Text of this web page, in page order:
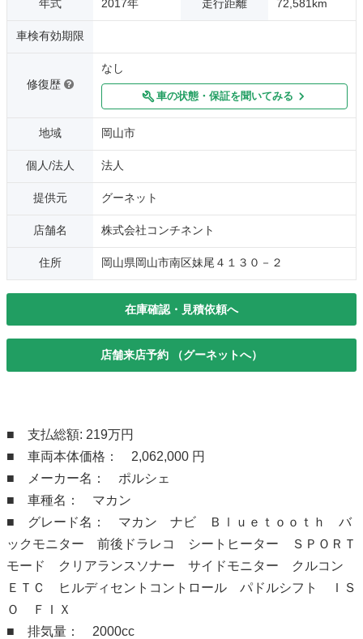
年式 2017年 走行距離 72,581km
車検有効期限
修復歴
なし
車の状態・保証を聞いてみる
地域 岡山市
個人/法人 法人
提供元 グーネット
店舗名 株式会社コンチネント
住所 岡山県岡山市南区妹尾４１３０－２
在庫確認・見積依頼へ
店舗来店予約 （グーネットへ）
■ 支払総額: 219万円
■ 車両本体価格： 2,062,000 円
■ メーカー名： ポルシェ
■ 車種名： マカン
■ グレード名： マカン ナビ Ｂｌｕｅｔｏｏｔｈ バ
ックモニター 前後ドラレコ シートヒーター ＳＰＯＲＴ
モード クリアランスソナー サイドモニター クルコン
ＥＴＣ ヒルディセントコントロール パドルシフト ＩＳ
Ｏ ＦＩＸ
■ 排気量： 2000cc